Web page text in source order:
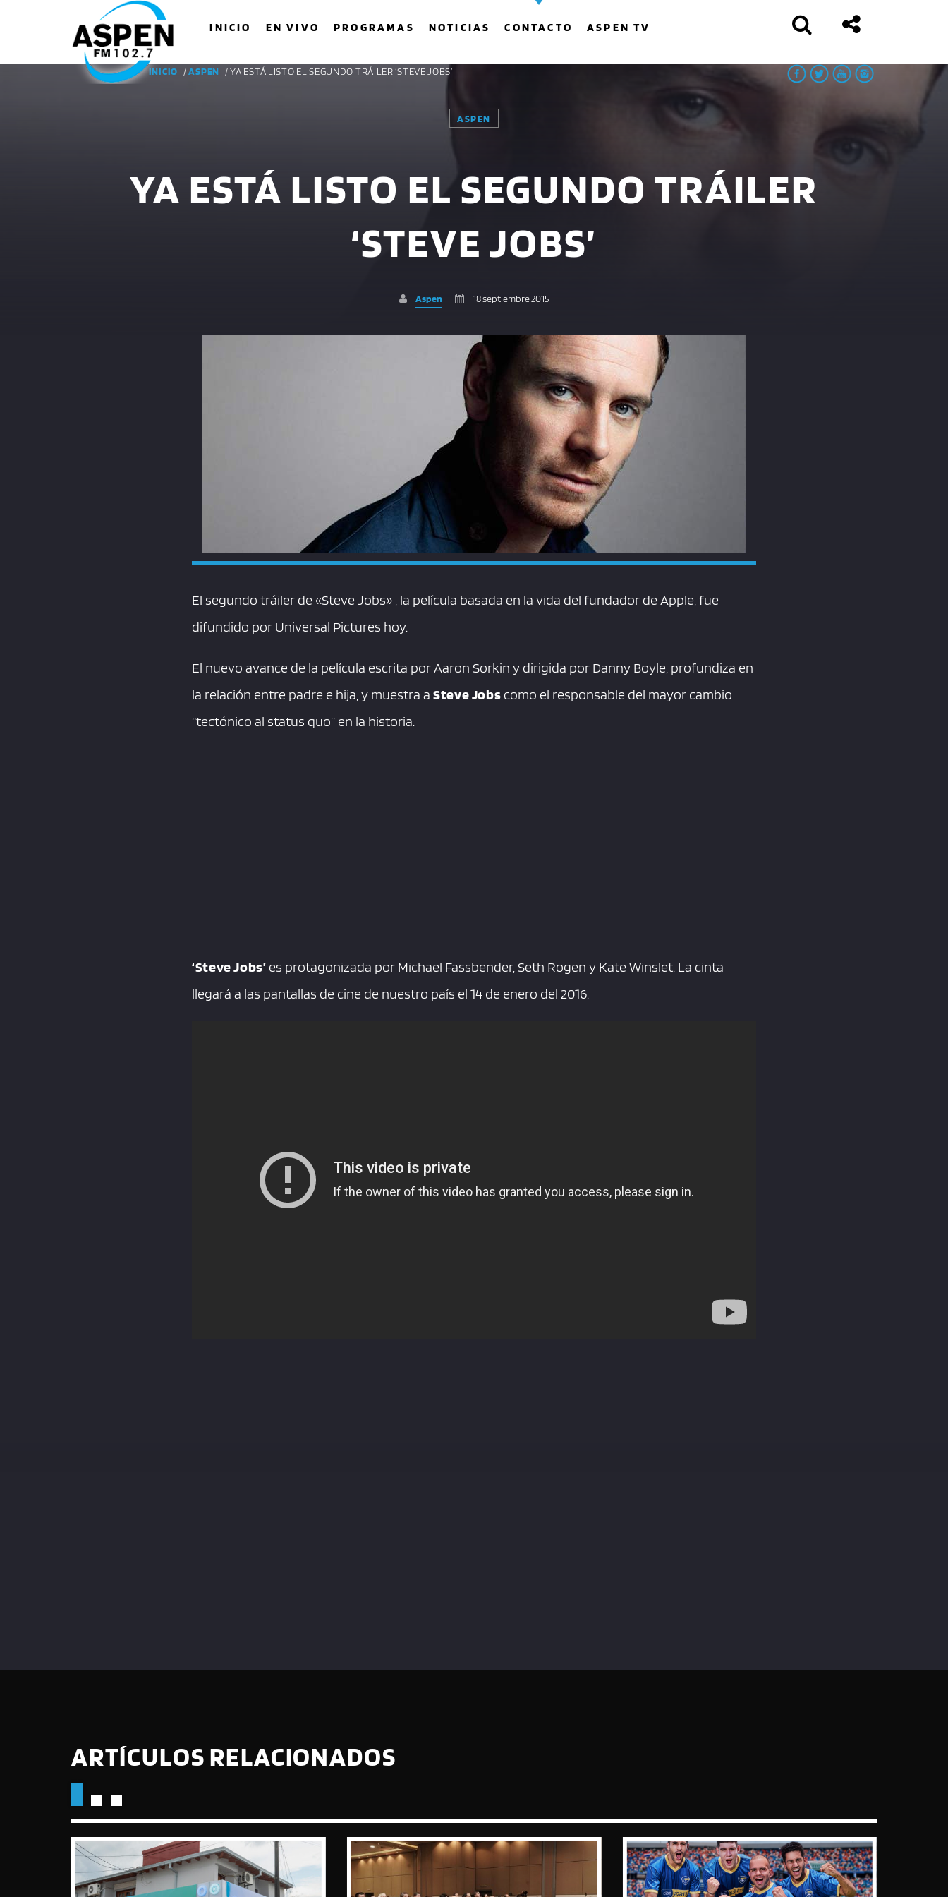
INICIO EN VIVO PROGRAMAS NOTICIAS CONTACTO ASPEN TV
INICIO /ASPEN / YA ESTÁ LISTO EL SEGUNDO TRÁILER ‘STEVE JOBS’
ASPEN
YA ESTÁ LISTO EL SEGUNDO TRÁILER
‘STEVE JOBS’
Aspen 18 septiembre 2015
El segundo tráiler de «Steve Jobs» , la película basada en la vida del fundador de Apple, fue
difundido por Universal Pictures hoy.
El nuevo avance de la película escrita por Aaron Sorkin y dirigida por Danny Boyle, profundiza en
la relación entre padre e hija, y muestra aSteve Jobs como el responsable del mayor cambio
“tectónico al status quo” en la historia.
‘Steve Jobs’ es protagonizada por Michael Fassbender, Seth Rogen y Kate Winslet. La cinta
llegará a las pantallas de cine de nuestro país el 14 de enero del 2016.
ARTÍCULOS RELACIONADOS